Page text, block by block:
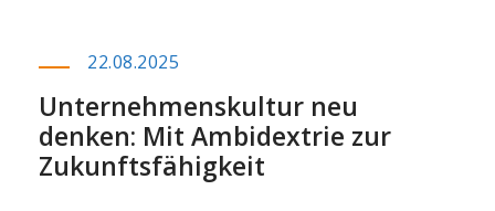
22.08.2025
Unternehmenskultur neu
denken: Mit Ambidextrie zur
Zukunftsfähigkeit